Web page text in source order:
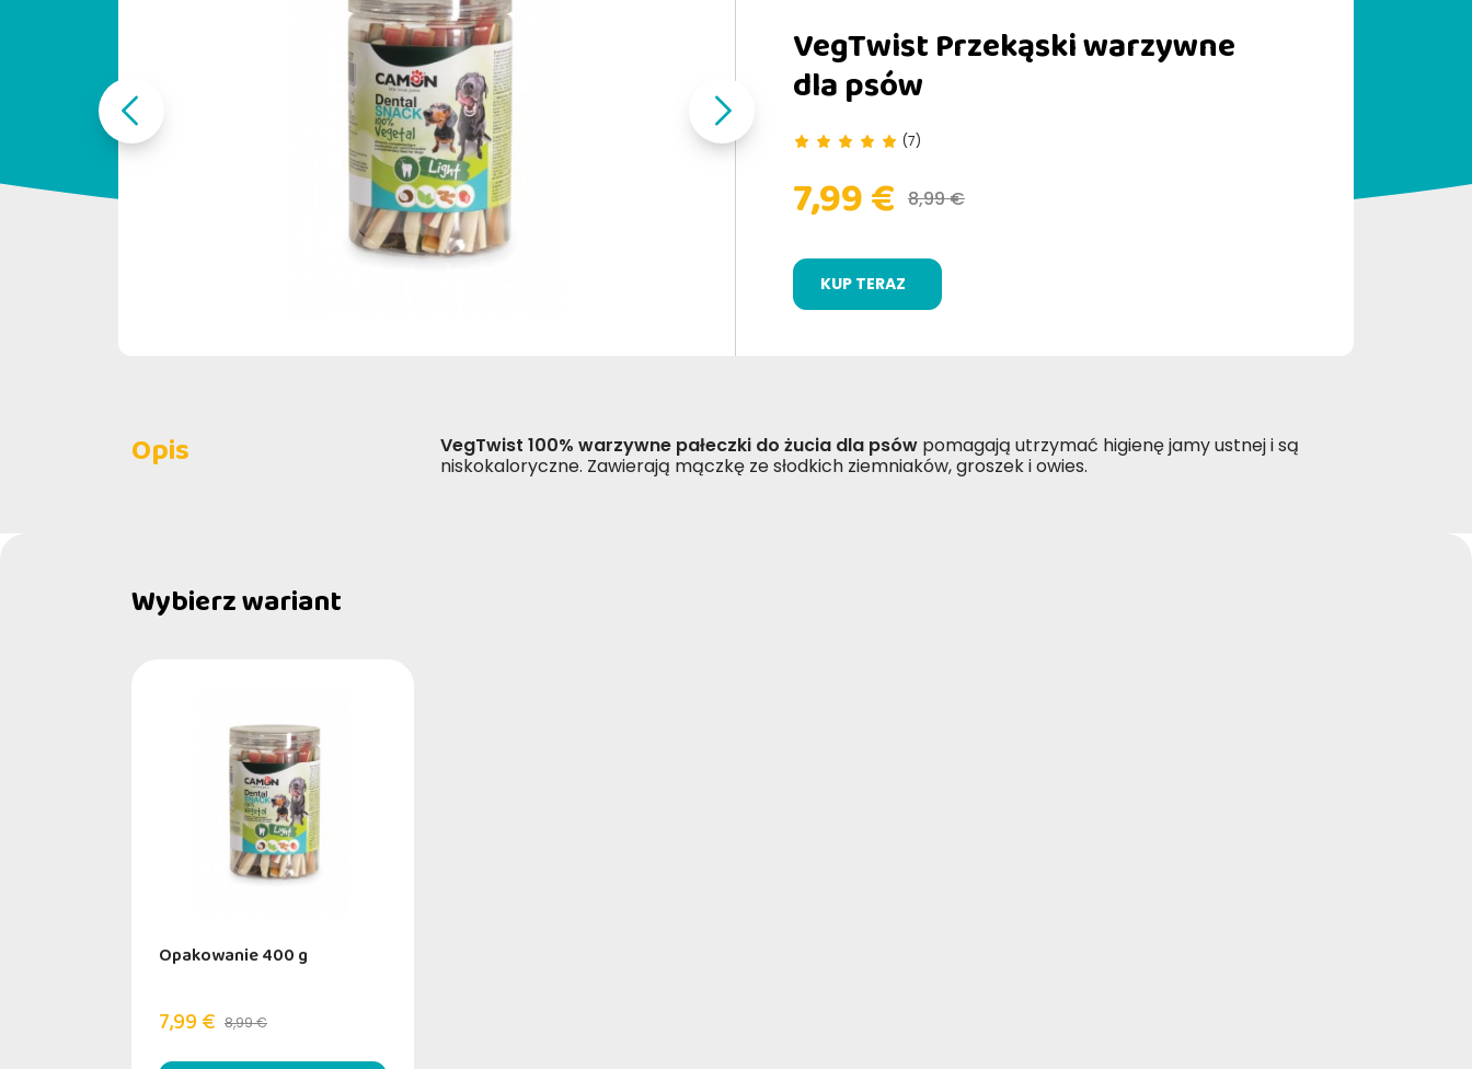
VegTwist Przekąski warzywne
dla psów
(7)
7,99 € 8,99 €
KUP TERAZ
Opis VegTwist 100% warzywne pałeczki do żucia dla psów pomagają utrzymać higienę jamy ustnej i są
niskokaloryczne. Zawierają mączkę ze słodkich ziemniaków, groszek i owies.
Wybierz wariant
Opakowanie 400 g
7,99 € 8,99 €